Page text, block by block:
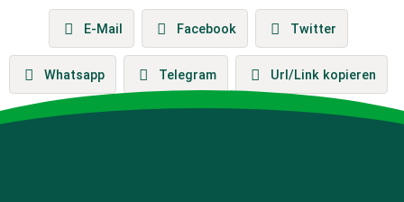
E-Mail Facebook Twitter
Whatsapp Telegram Url/Link kopieren